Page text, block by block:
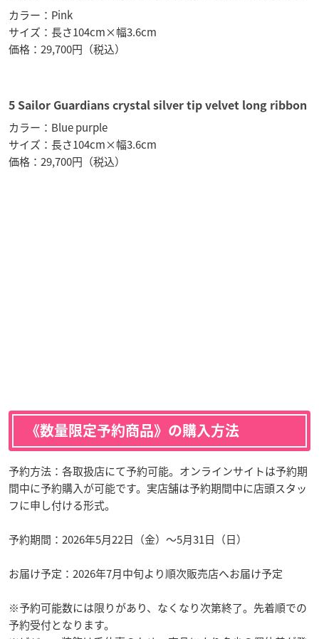
カラー：Pink
サイズ：長さ104cm×幅3.6cm
価格：29,700円（税込）
5 Sailor Guardians crystal silver tip velvet long ribbon
カラー：Blue purple
サイズ：長さ104cm×幅3.6cm
価格：29,700円（税込）
《数量限定予約商品》の購入方法
予約方法：各取扱店にて予約可能。オンラインサイトは予約期
間中に予約購入が可能です。実店舗は予約期間中に店頭スタッ
フに申し付ける形式。
予約期間：2026年5月22日（金）～5月31日（日）
お届け予定：2026年7月中旬より順次販売店へお届け予定
※予約可能数には限りがあり、なくなり次第終了。先着順での
予約受付となります。